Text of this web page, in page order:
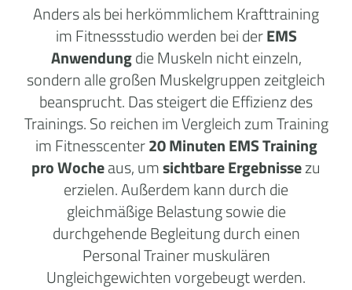
Anders als bei herkömmlichem Krafttraining
im Fitnessstudio werden bei derEMS
Anwendungdie Muskeln nicht einzeln,
sondern alle großen Muskelgruppen zeitgleich
beansprucht. Das steigert die Effizienz des
Trainings. So reichen im Vergleich zum Training
im Fitnesscenter20 Minuten EMS Training
pro Wocheaus, umsichtbare Ergebnissezu
erzielen. Außerdem kann durch die
gleichmäßige Belastung sowie die
durchgehende Begleitung durch einen
Personal Trainer muskulären
Ungleichgewichten vorgebeugt werden.